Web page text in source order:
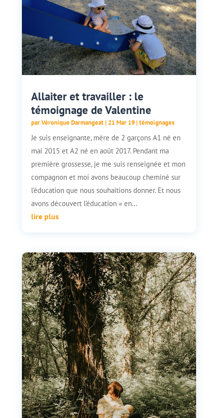
Allaiter et travailler : le
témoignage de Valentine
parVéronique Darmangeat|21 Mar 19|témoignages
Je suis enseignante, mère de 2 garçons A1 né en
mai 2015 et A2 né en août 2017. Pendant ma
première grossesse, je me suis renseignée et mon
compagnon et moi avons beaucoup cheminé sur
l’éducation que nous souhaitions donner. Et nous
avons découvert l’éducation « en...
lire plus